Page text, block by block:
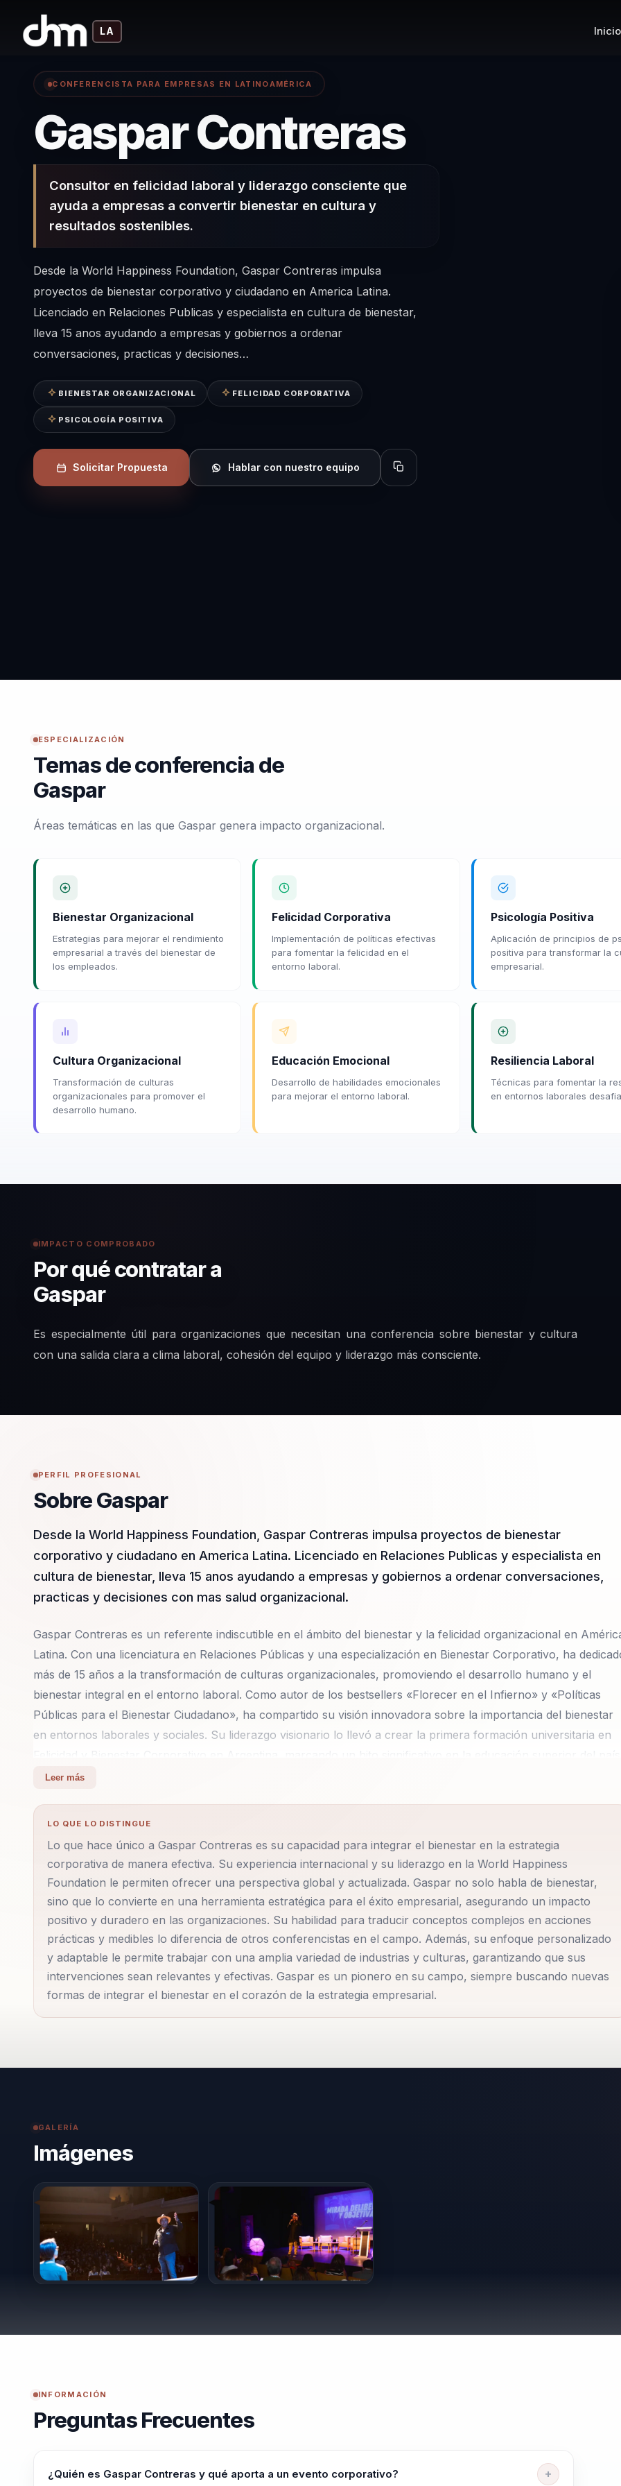
LA Inicio
CONFERENCISTA PARA EMPRESAS EN LATINOAMÉRICA
Gaspar Contreras–
Consultor en felicidad laboral y liderazgo consciente que
ayuda a empresas a convertir bienestar en cultura y
resultados sostenibles.
Desde la World Happiness Foundation, Gaspar Contreras impulsa
proyectos de bienestar corporativo y ciudadano en America Latina.
Licenciado en Relaciones Publicas y especialista en cultura de bienestar,
lleva 15 anos ayudando a empresas y gobiernos a ordenar
conversaciones, practicas y decisiones…
BIENESTAR ORGANIZACIONAL FELICIDAD CORPORATIVA
PSICOLOGÍA POSITIVA
Solicitar Propuesta Hablar con nuestro equipo Copiar perfil para compartir
ESPECIALIZACIÓN
Temas de conferencia de
Gaspar
Áreas temáticas en las que Gaspar genera impacto organizacional.
Bienestar Organizacional
Estrategias para mejorar el rendimiento
empresarial a través del bienestar de
los empleados.
Felicidad Corporativa
Implementación de políticas efectivas
para fomentar la felicidad en el
entorno laboral.
Psicología Positiva
Aplicación de principios de
positiva para transformar la
empresarial.
Cultura Organizacional
Transformación de culturas
organizacionales para promover el
desarrollo humano.
Educación Emocional
Desarrollo de habilidades emocionales
para mejorar el entorno laboral.
Resiliencia Laboral
Técnicas para fomentar la
en entornos laborales
IMPACTO COMPROBADO
Por qué contratar a
Gaspar
Es especialmente útil para organizaciones que necesitan una conferencia sobre bienestar y cultura
con una salida clara a clima laboral, cohesión del equipo y liderazgo más consciente.
PERFIL PROFESIONAL
Sobre Gaspar
Desde la World Happiness Foundation, Gaspar Contreras impulsa proyectos de bienestar
corporativo y ciudadano en America Latina. Licenciado en Relaciones Publicas y especialista en
cultura de bienestar, lleva 15 anos ayudando a empresas y gobiernos a ordenar conversaciones,
practicas y decisiones con mas salud organizacional.
Gaspar Contreras es un referente indiscutible en el ámbito del bienestar y la felicidad organizacional en
Latina. Con una licenciatura en Relaciones Públicas y una especialización en Bienestar Corporativo, ha
más de 15 años a la transformación de culturas organizacionales, promoviendo el desarrollo humano y el
bienestar integral en el entorno laboral. Como autor de los bestsellers «Florecer en el Infierno» y «Políticas
Públicas para el Bienestar Ciudadano», ha compartido su visión innovadora sobre la importancia del bienestar
en entornos laborales y sociales. Su liderazgo visionario lo llevó a crear la primera formación universitaria en
Actualmente, como Director de Alianzas Estratégicas para América Latina en la World Happiness Foundation,
impacto global. Gaspar es conocido por su capacidad para integrar el bienestar en la estrategia corporativa,
herramientas aplicables que transforman la cultura organizacional. Su experiencia internacional y liderazgo en
la World Happiness Foundation aportan una perspectiva global y actualizada, alineada con las tendencias y
necesidades del mercado actual. Además, su habilidad para adaptar sus estrategias a diferentes contextos
culturales y organizacionales asegura que sus intervenciones sean efectivas y sostenibles a largo plazo. Gaspar
ha trabajado con una amplia gama de organizaciones, desde pequeñas empresas hasta grandes corporaciones
entidades gubernamentales, demostrando que el bienestar puede ser un motor de cambio positivo en cualquier
contexto. Su compromiso con la mejora continua y su pasión por el bienestar lo han convertido en un líder
influyente y respetado en su campo.
Leer más
LO QUE LO DISTINGUE
Lo que hace único a Gaspar Contreras es su capacidad para integrar el bienestar en la estrategia
corporativa de manera efectiva. Su experiencia internacional y su liderazgo en la World Happiness
Foundation le permiten ofrecer una perspectiva global y actualizada. Gaspar no solo habla de bienestar,
sino que lo convierte en una herramienta estratégica para el éxito empresarial, asegurando un impacto
positivo y duradero en las organizaciones. Su habilidad para traducir conceptos complejos en acciones
prácticas y medibles lo diferencia de otros conferencistas en el campo. Además, su enfoque personalizado
y adaptable le permite trabajar con una amplia variedad de industrias y culturas, garantizando que sus
intervenciones sean relevantes y efectivas. Gaspar es un pionero en su campo, siempre buscando nuevas
formas de integrar el bienestar en el corazón de la estrategia empresarial.
GALERÍA
Imágenes
INFORMACIÓN
Preguntas Frecuentes
¿Quién es Gaspar Contreras y qué aporta a un evento corporativo?